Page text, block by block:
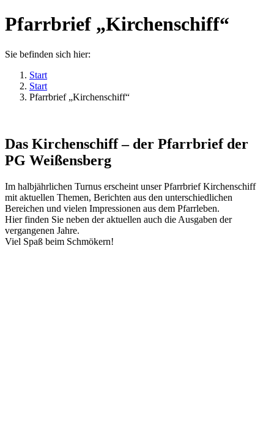
Pfarrbrief „Kirchenschiff“
Sie befinden sich hier:
Start
Start
Pfarrbrief „Kirchenschiff“
Das Kirchenschiff – der Pfarrbrief der
PG Weißensberg
Im halbjährlichen Turnus erscheint unser Pfarrbrief Kirchenschiff
mit aktuellen Themen, Berichten aus den unterschiedlichen
Bereichen und vielen Impressionen aus dem Pfarrleben.
Hier finden Sie neben der aktuellen auch die Ausgaben der
vergangenen Jahre.
Viel Spaß beim Schmökern!